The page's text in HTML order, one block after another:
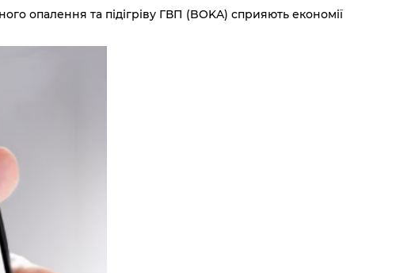
опалення та підігріву ГВП (BOKA) сприяють економії